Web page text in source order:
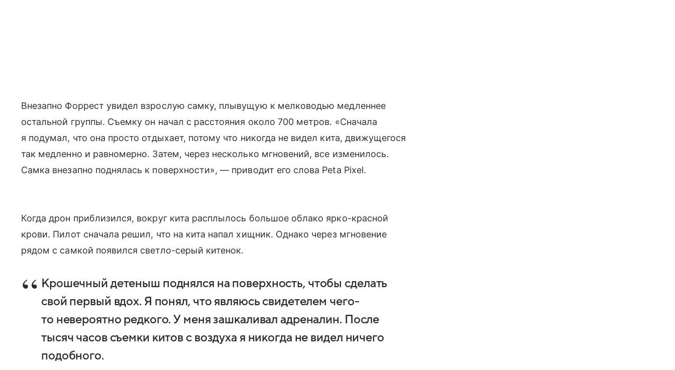
Внезапно Форрест увидел взрослую самку, плывущую к мелководью медленнее
остальной группы. Съемку он начал с расстояния около 700 метров. «Сначала
я подумал, что она просто отдыхает, потому что никогда не видел кита, движущегося
так медленно и равномерно. Затем, через несколько мгновений, все изменилось.
Самка внезапно поднялась к поверхности», — приводит его слова Peta Pixel.
Когда дрон приблизился, вокруг кита расплылось большое облако ярко-красной
крови. Пилот сначала решил, что на кита напал хищник. Однако через мгновение
рядом с самкой появился светло-серый китенок.
Крошечный детеныш поднялся на поверхность, чтобы сделать
свой первый вдох. Я понял, что являюсь свидетелем чего-
то невероятно редкого. У меня зашкаливал адреналин. После
тысяч часов съемки китов с воздуха я никогда не видел ничего
подобного.